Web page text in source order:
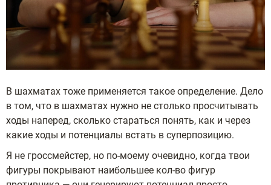
В шахматах тоже применяется такое определение. Дело
в том, что в шахматах нужно не столько просчитывать
ходы наперед, сколько стараться понять, как и через
какие ходы и потенциалы встать в суперпозицию.
Я не гроссмейстер, но по-моему очевидно, когда твои
фигуры покрывают наибольшее кол-во фигур